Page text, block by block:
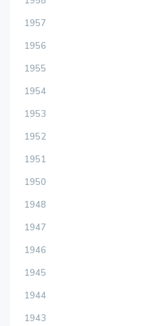
1957
1956
1955
1954
1953
1952
1951
1950
1948
1947
1946
1945
1944
1943